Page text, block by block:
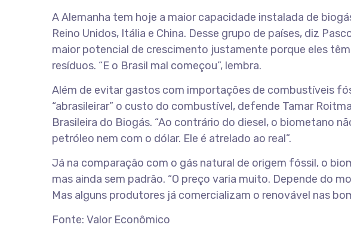
A Alemanha tem hoje a maior capacidade instalada de
Reino Unidos, Itália e China. Desse grupo de países, diz
maior potencial de crescimento justamente porque eles
resíduos. “E o Brasil mal começou”, lembra.
Além de evitar gastos com importações de combustíveis
“abrasileirar” o custo do combustível, defende Tamar
Brasileira do Biogás. “Ao contrário do diesel, o biometano
petróleo nem com o dólar. Ele é atrelado ao real”.
Já na comparação com o gás natural de origem fóssil, o
mas ainda sem padrão. “O preço varia muito. Depende do
Mas alguns produtores já comercializam o renovável nas
Fonte: Valor Econômico